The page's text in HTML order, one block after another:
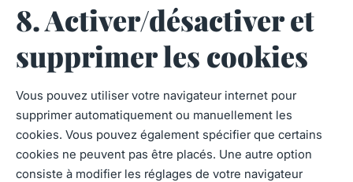
8. Activer/désactiver et
supprimer les cookies
Vous pouvez utiliser votre navigateur internet pour
supprimer automatiquement ou manuellement les
cookies. Vous pouvez également spécifier que certains
cookies ne peuvent pas être placés. Une autre option
consiste à modifier les réglages de votre navigateur